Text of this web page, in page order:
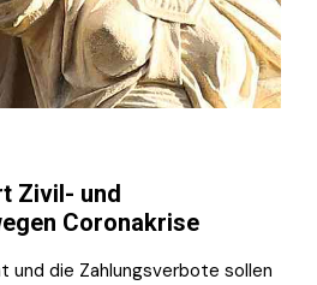
Zivil- und
Coronakrise
und die Zahlungsverbote sollen